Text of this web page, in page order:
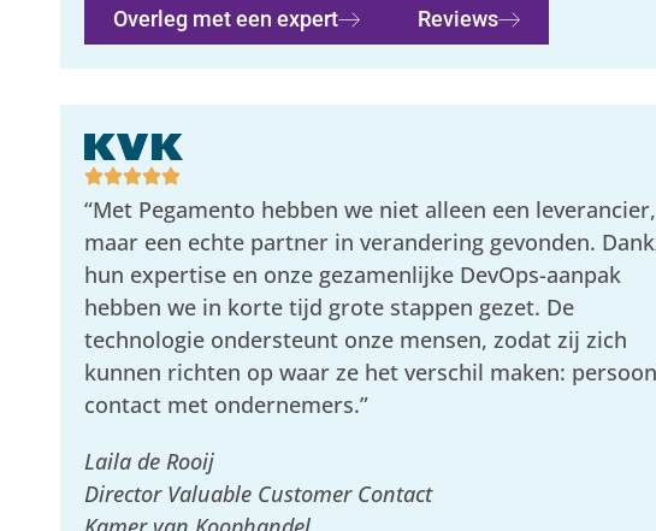
Overleg met een expert Reviews
“Met Pegamento hebben we niet alleen een leverancier,
maar een echte partner in verandering gevonden.
hun expertise en onze gezamenlijke DevOps-aanpak
hebben we in korte tijd grote stappen gezet. De
technologie ondersteunt onze mensen, zodat zij zich
kunnen richten op waar ze het verschil maken:
contact met ondernemers.”
Laila de Rooij
Director Valuable Customer Contact